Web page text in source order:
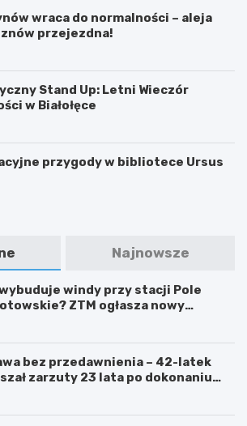
wraca do normalności – aleja
znów przejezdna!
Stand Up: Letni Wieczór
w Białołęce
przygody w bibliotece Ursus
Najnowsze
windy przy stacji Pole
ZTM ogłasza nowy
bez przedawnienia – 42-latek
zarzuty 23 lata po dokonaniu